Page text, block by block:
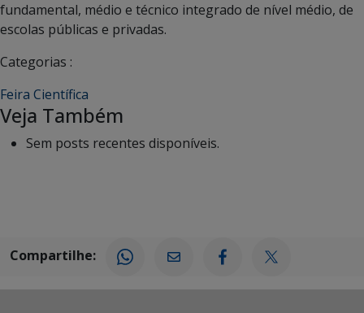
fundamental, médio e técnico integrado de nível médio, de
escolas públicas e privadas.
Categorias :
Feira Científica
Veja Também
Sem posts recentes disponíveis.
Compartilhe: